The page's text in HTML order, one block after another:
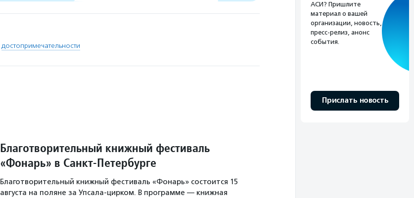
достопримечательности
Благотворительный книжный фестиваль
«Фонарь» в Санкт-Петербурге
Благотворительный книжный фестиваль «Фонарь» состоится 15
августа на поляне за Упсала-цирком. В программе — книжная
АСИ? Пришлите
материал о вашей
организации, новость,
пресс-релиз, анонс
события.
Прислать новость